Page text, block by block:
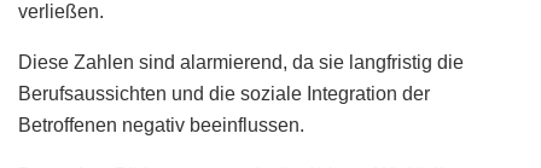
verließen.
Diese Zahlen sind alarmierend, da sie langfristig die
Berufsaussichten und die soziale Integration der
Betroffenen negativ beeinflussen.